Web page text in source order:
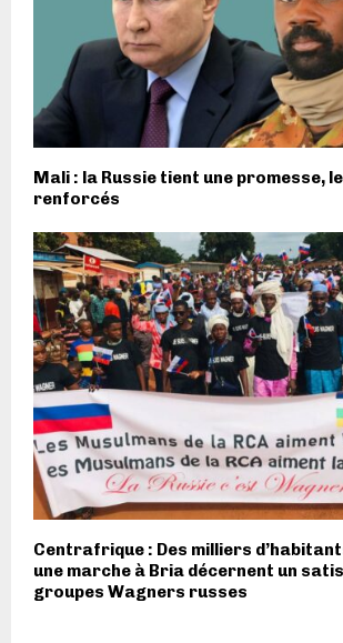
Mali : la Russie tient une promesse,
renforcés
Centrafrique : Des milliers
une marche à Bria décernent un
groupes Wagners russes